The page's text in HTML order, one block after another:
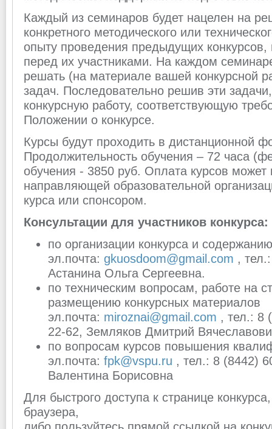
Каждый из семинаров будет нацелен на
конкретного методического или
опыту проведения предыдущих конкурсов,
перед их участниками. На каждом
решать (на материале вашей конкурсной
задач. Последовательно решив эти
конкурсную работу, соответствующую
Положении о конкурсе.
Курсы будут проходить в дистанционной
Продолжительность обучения – 72 часа
обучения - 3850 руб. Оплата курсов может
направляющей образовательной
курса или спонсором.
Консультации для участников конкурса:
по организации конкурса и
эл.почта: gkuosdoom@gmail.com ,
Астанина Ольга Сергеевна.
по техническим вопросам, работе на
размещению конкурсных материалов
эл.почта: miroznai@gmail.com , тел.: 8
22-62, Земляков Дмитрий
по вопросам курсов повышения
эл.почта: fpk@vspu.ru , тел.: 8 (8442)
Валентина Борисовна
Для быстрого доступа к странице
браузера,